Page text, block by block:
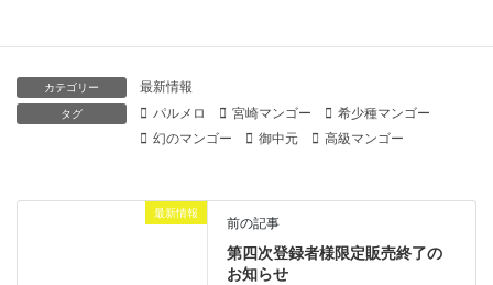
カテゴリー 最新情報
タグ パルメロ 宮崎マンゴー
希少種マンゴー
幻のマンゴー
御中元 高級マンゴー
最新情報
前の記事
第四次登録者様限定販売終了の
お知らせ